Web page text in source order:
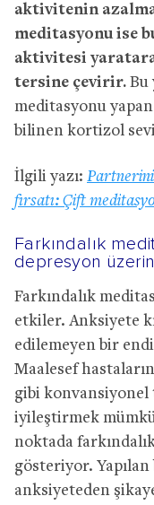
aktivitenin
meditasyonu ise
aktivitesi
tersine çevirir. Bu
meditasyonu
bilinen kortizol
İlgili yazı:
fırsatı: Çift
Farkındalık
depresyon
Farkındalık
etkiler. Anksiyete
edilemeyen bir
Maalesef
gibi
iyileştirmek
noktada
gösteriyor. Yapılan
anksiyeteden